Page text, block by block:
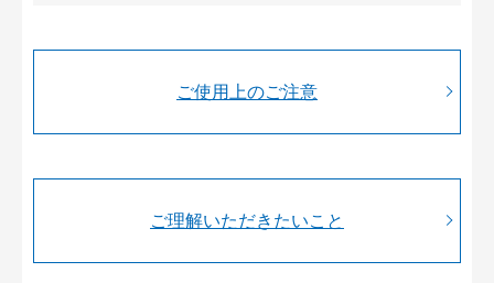
ご使用上のご注意
ご理解いただきたいこと